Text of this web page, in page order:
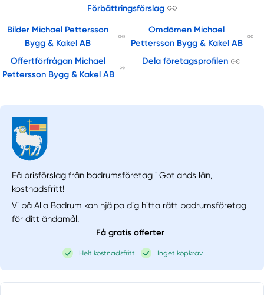
Förbättringsförslag
Bilder Michael Pettersson
Bygg & Kakel AB
Omdömen Michael
Pettersson Bygg & Kakel AB
Offertförfrågan Michael
Pettersson Bygg & Kakel AB
Dela företagsprofilen
Få prisförslag från badrumsföretag i Gotlands län,
kostnadsfritt!
Vi på Alla Badrum kan hjälpa dig hitta rätt badrumsföretag
för ditt ändamål.
Få gratis offerter
Helt kostnadsfritt Inget köpkrav